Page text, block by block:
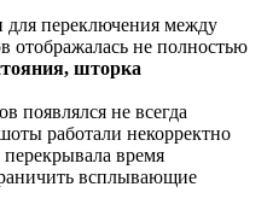
переключения между
отображалась не полностью
шторка
появлялся не всегда
работали некорректно
время
всплывающие